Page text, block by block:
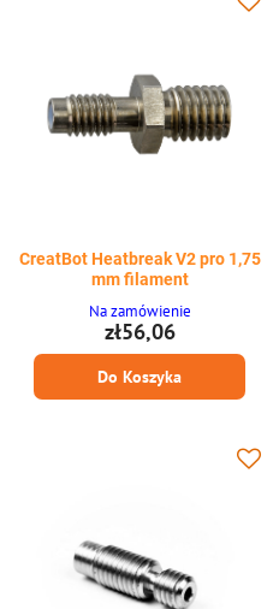
CreatBot Heatbreak V2 pro 1,75
mm filament
Na zamówienie
zł56,06
Do Koszyka